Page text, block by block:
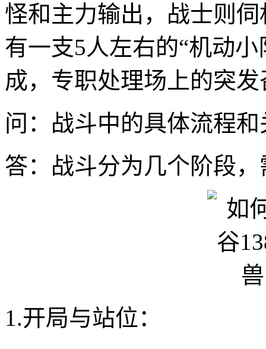
怪和主力输出，战士则
有一支5人左右的“机动
成，专职处理场上的突
问：战斗中的具体流程
答：战斗分为几个阶段
1.开局与站位：